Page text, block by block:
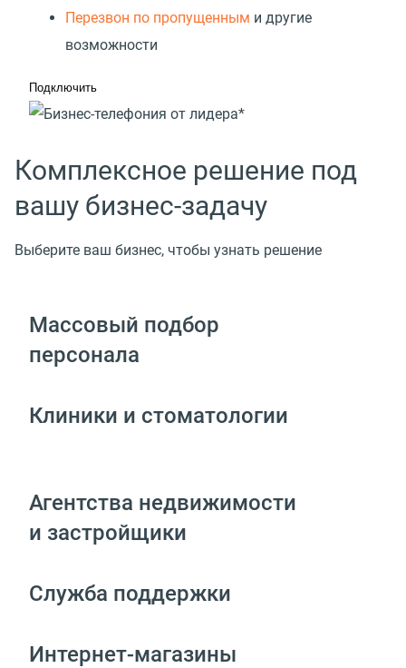
Перезвон по пропущенным и другие
возможности
Подключить
Комплексное решение под
вашу бизнес-задачу
Выберите ваш бизнес, чтобы узнать решение
Массовый подбор
персонала
Клиники и стоматологии
Агентства недвижимости
и застройщики
Служба поддержки
Интернет-магазины